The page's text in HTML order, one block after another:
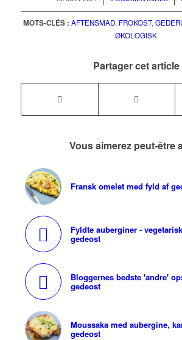
MOTS-CLÉS : AFTENSMAD, FROKOST,
ØKOLOGISK
Partager cet article
Vous aimerez peut-être
Fransk omelet med fyld af
Fyldte auberginer -
gedeost
Bloggernes bedste 'andre'
gedeost
Moussaka med aubergine,
gedeost